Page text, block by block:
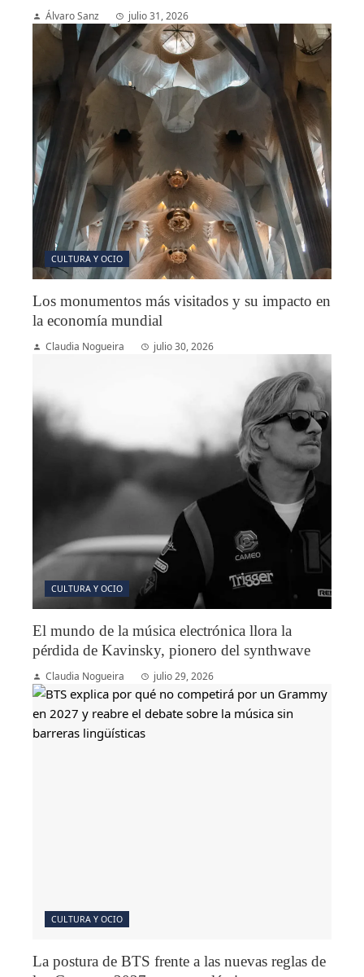
Álvaro Sanz julio 31, 2026
CULTURA Y OCIO
Los monumentos más visitados y su impacto en
la economía mundial
Claudia Nogueira julio 30, 2026
CULTURA Y OCIO
El mundo de la música electrónica llora la
pérdida de Kavinsky, pionero del synthwave
Claudia Nogueira julio 29, 2026
CULTURA Y OCIO
La postura de BTS frente a las nuevas reglas de